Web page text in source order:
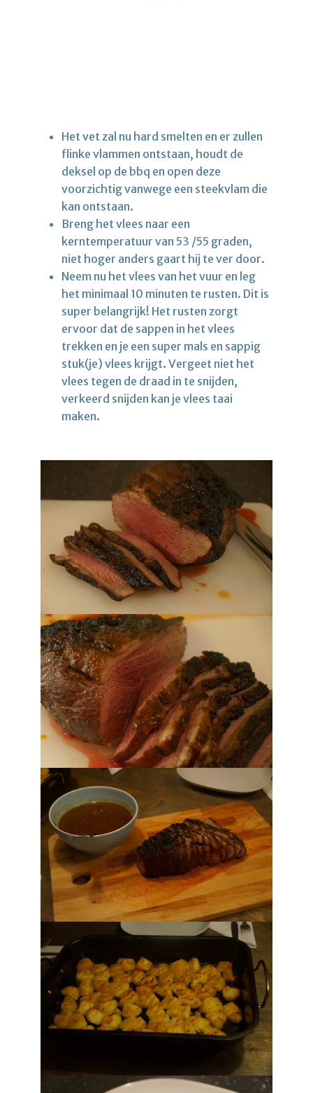
Het vet zal nu hard smelten en er zullen
flinke vlammen ontstaan, houdt de
deksel op de bbq en open deze
voorzichtig vanwege een steekvlam die
kan ontstaan.
Breng het vlees naar een
kerntemperatuur van 53 /55 graden,
niet hoger anders gaart hij te ver door.
Neem nu het vlees van het vuur en leg
het minimaal 10 minuten te rusten. Dit is
super belangrijk! Het rusten zorgt
ervoor dat de sappen in het vlees
trekken en je een super mals en sappig
stuk(je) vlees krijgt. Vergeet niet het
vlees tegen de draad in te snijden,
verkeerd snijden kan je vlees taai
maken.